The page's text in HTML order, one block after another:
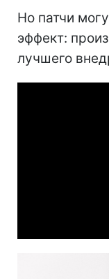
Но патчи
эффект:
лучшего